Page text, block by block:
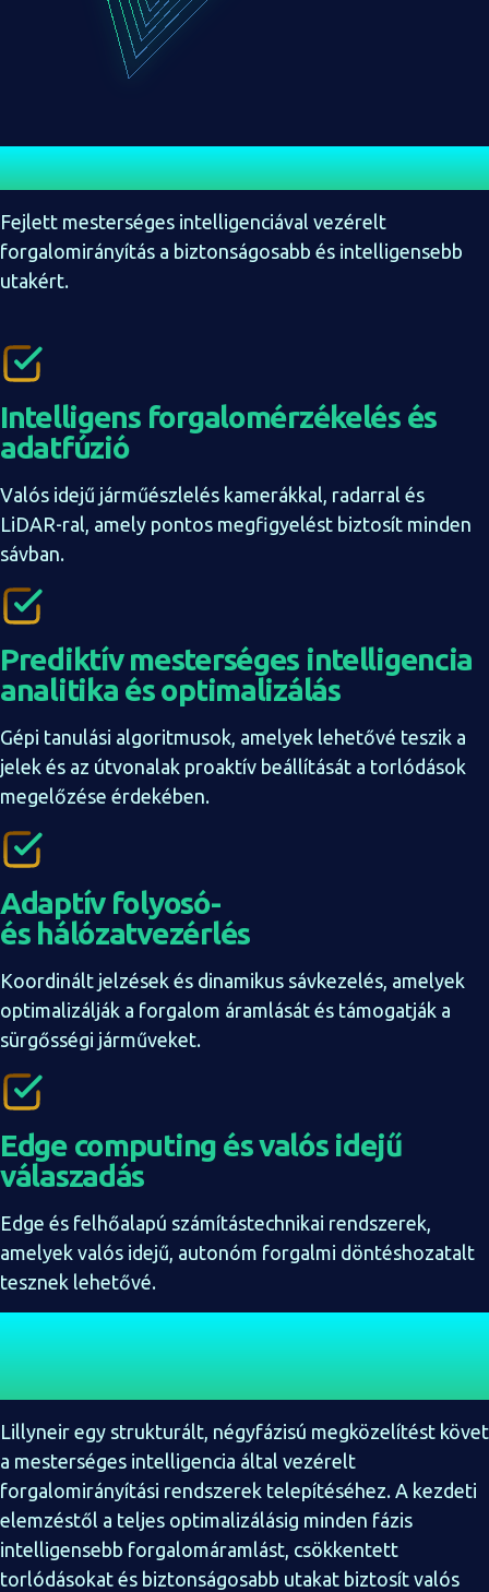
Ajánlatunk
Fejlett mesterséges intelligenciával vezérelt
forgalomirányítás a biztonságosabb és intelligensebb
utakért.
Intelligens forgalomérzékelés és
adatfúzió
Valós idejű járműészlelés kamerákkal, radarral és
LiDAR-ral, amely pontos megfigyelést biztosít minden
sávban.
Prediktív mesterséges intelligencia
analitika és optimalizálás
Gépi tanulási algoritmusok, amelyek lehetővé teszik a
jelek és az útvonalak proaktív beállítását a torlódások
megelőzése érdekében.
Adaptív folyosó-
és hálózatvezérlés
Koordinált jelzések és dinamikus sávkezelés, amelyek
optimalizálják a forgalom áramlását és támogatják a
sürgősségi járműveket.
Edge computing és valós idejű
válaszadás
Edge és felhőalapú számítástechnikai rendszerek,
amelyek valós idejű, autonóm forgalmi döntéshozatalt
tesznek lehetővé.
Ismerje meg a
folyamatot
Lillyneir egy strukturált, négyfázisú megközelítést követ
a mesterséges intelligencia által vezérelt
forgalomirányítási rendszerek telepítéséhez. A kezdeti
elemzéstől a teljes optimalizálásig minden fázis
intelligensebb forgalomáramlást, csökkentett
torlódásokat és biztonságosabb utakat biztosít valós